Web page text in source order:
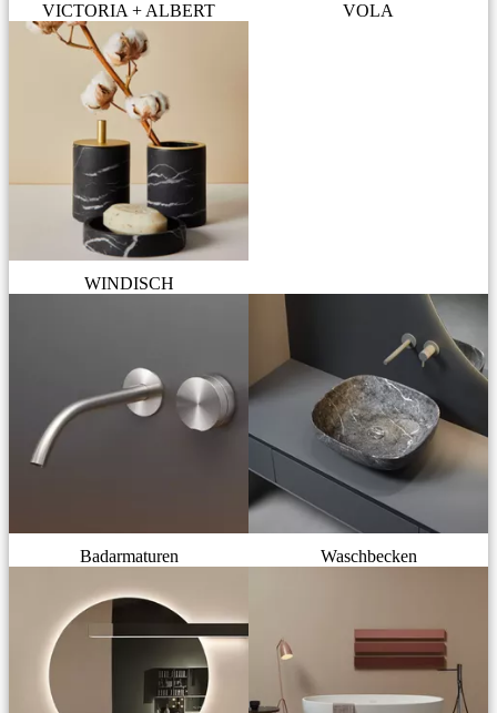
VICTORIA + ALBERT VOLA
WINDISCH
Badarmaturen Waschbecken